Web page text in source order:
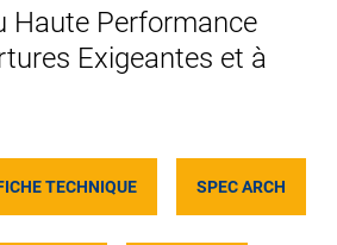
Haute Performance
Exigeantes et à
TECHNIQUE SPEC ARCH